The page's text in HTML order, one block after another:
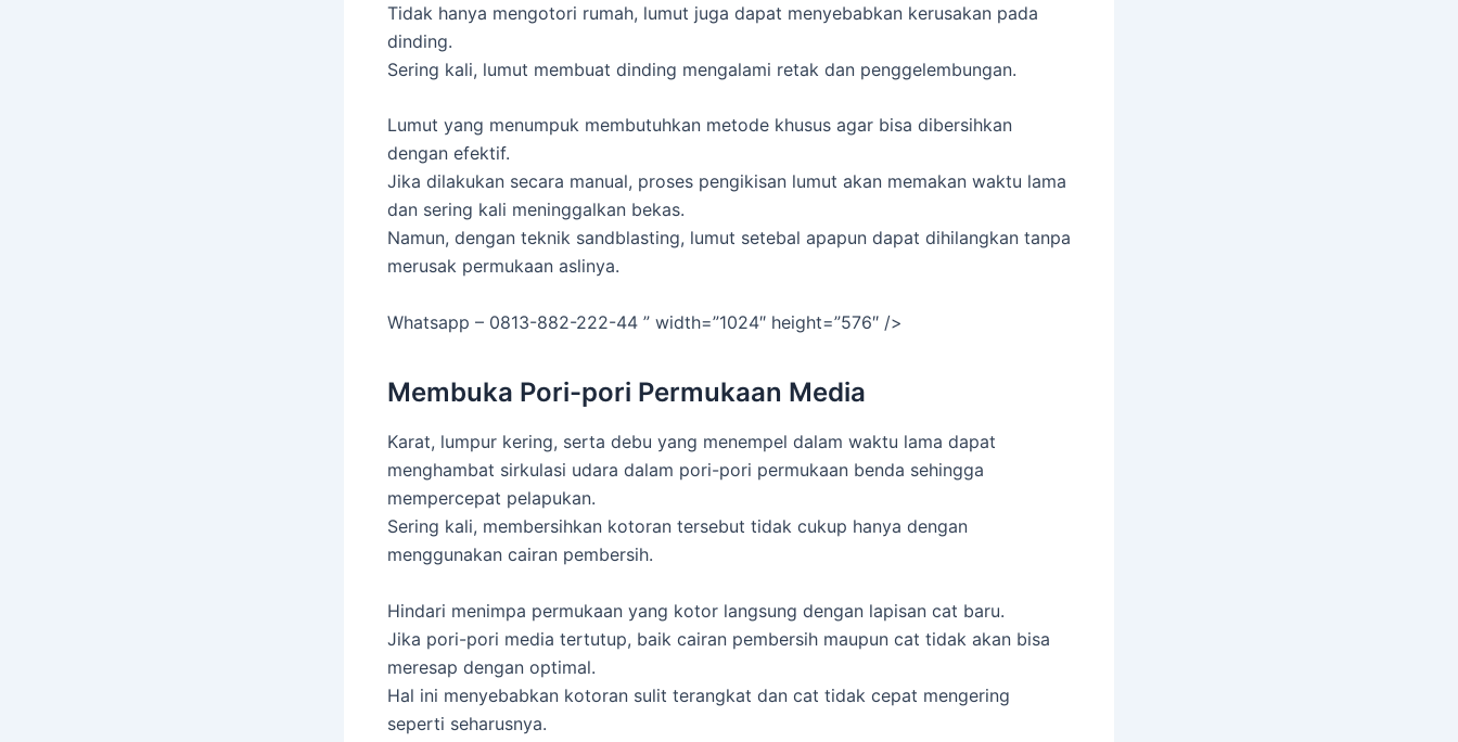
Tidak hanya mengotori rumah, lumut juga dapat menyebabkan kerusakan pada
dinding.
Sering kali, lumut membuat dinding mengalami retak dan penggelembungan.
Lumut yang menumpuk membutuhkan metode khusus agar bisa dibersihkan
dengan efektif.
Jika dilakukan secara manual, proses pengikisan lumut akan memakan waktu lama
dan sering kali meninggalkan bekas.
Namun, dengan teknik sandblasting, lumut setebal apapun dapat dihilangkan tanpa
merusak permukaan aslinya.
Whatsapp – 0813-882-222-44 ” width=”1024″ height=”576″ />
Membuka Pori-pori Permukaan Media
Karat, lumpur kering, serta debu yang menempel dalam waktu lama dapat
menghambat sirkulasi udara dalam pori-pori permukaan benda sehingga
mempercepat pelapukan.
Sering kali, membersihkan kotoran tersebut tidak cukup hanya dengan
menggunakan cairan pembersih.
Hindari menimpa permukaan yang kotor langsung dengan lapisan cat baru.
Jika pori-pori media tertutup, baik cairan pembersih maupun cat tidak akan bisa
meresap dengan optimal.
Hal ini menyebabkan kotoran sulit terangkat dan cat tidak cepat mengering
seperti seharusnya.